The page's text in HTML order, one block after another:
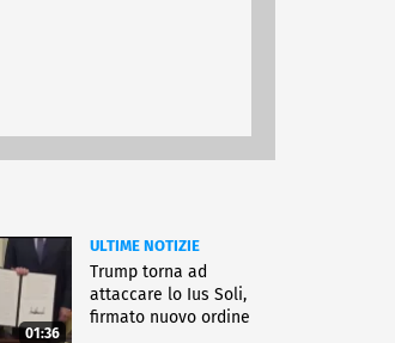
01:36
ULTIME NOTIZIE
Trump torna ad
attaccare lo Ius Soli,
firmato nuovo ordine